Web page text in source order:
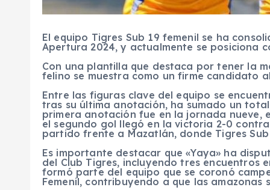
El equipo Tigres Sub 19 femenil se ha
Apertura 2024, y actualmente se posiciona
Con una plantilla que destaca por tener la
felino se muestra como un firme candidato
Entre las figuras clave del equipo se
tras su última anotación, ha sumado un
primera anotación fue en la jornada nueve,
el segundo gol llegó en la victoria 2-0
partido frente a Mazatlán, donde Tigres
Es importante destacar que «Yaya» ha
del Club Tigres, incluyendo tres encuentros
formó parte del equipo que se coronó
Femenil, contribuyendo a que las amazonas